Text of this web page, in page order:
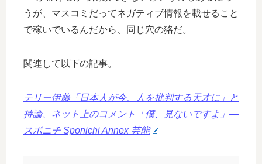
うが、マスコミだってネガティブ情報を載せること
で稼いでいるんだから、同じ穴の狢だ。
関連して以下の記事。
テリー伊藤「日本人が今、人を批判する天才に」と
持論、ネット上のコメント「僕、見ないですよ」―
スポニチ Sponichi Annex 芸能